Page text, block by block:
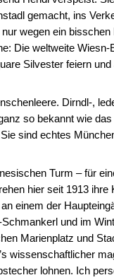
gemacht, ins
wegen ein
Die weltweite
Silvester feiern
Dirndl-,
so bekannt wie
sind echtes
Turm – für
hier seit 1913 ihre
einem der
und im
Marienplatz und
wissenschaftlicher
lohnen. Ich